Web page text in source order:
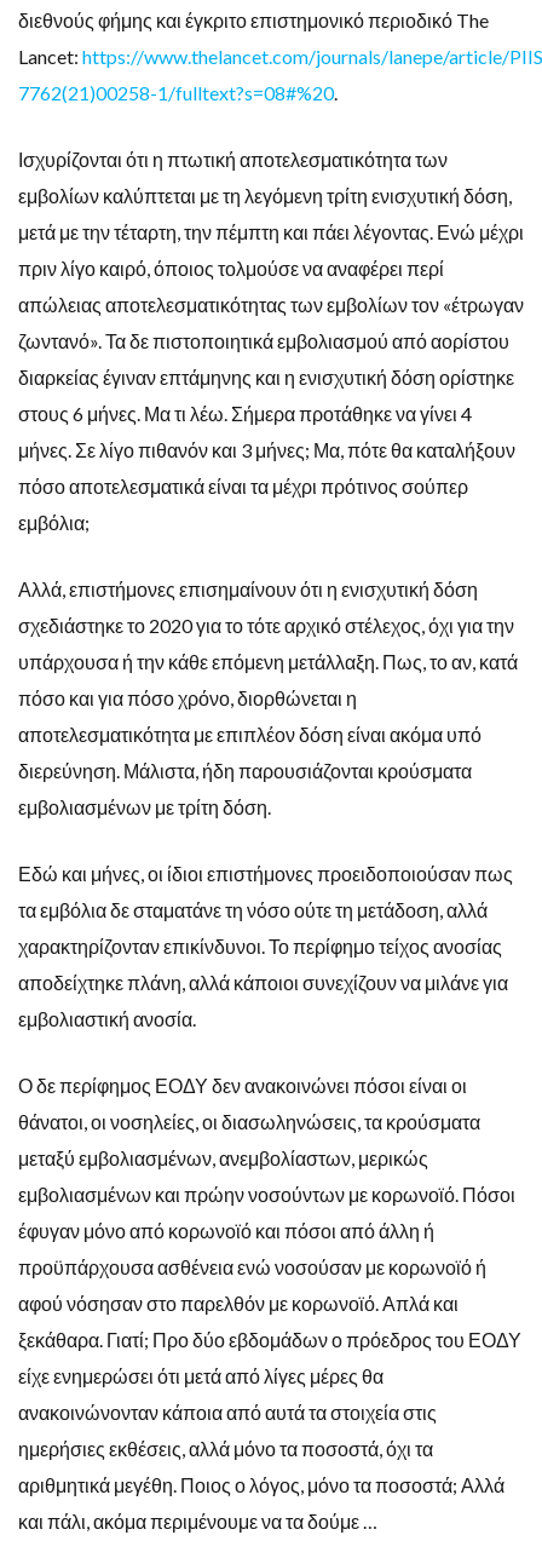
διεθνούς φήμης και έγκριτο επιστημονικό περιοδικό The
Lancet: https://www.thelancet.com/journals/lanepe/article/
7762(21)00258-1/fulltext?s=08#%20.
Ισχυρίζονται ότι η πτωτική αποτελεσματικότητα των
εμβολίων καλύπτεται με τη λεγόμενη τρίτη ενισχυτική δόση,
μετά με την τέταρτη, την πέμπτη και πάει λέγοντας. Ενώ μέχρι
πριν λίγο καιρό, όποιος τολμούσε να αναφέρει περί
απώλειας αποτελεσματικότητας των εμβολίων τον «έτρωγαν
ζωντανό». Τα δε πιστοποιητικά εμβολιασμού από αορίστου
διαρκείας έγιναν επτάμηνης και η ενισχυτική δόση ορίστηκε
στους 6 μήνες. Μα τι λέω. Σήμερα προτάθηκε να γίνει 4
μήνες. Σε λίγο πιθανόν και 3 μήνες; Μα, πότε θα καταλήξουν
πόσο αποτελεσματικά είναι τα μέχρι πρότινος σούπερ
εμβόλια;
Αλλά, επιστήμονες επισημαίνουν ότι η ενισχυτική δόση
σχεδιάστηκε το 2020 για το τότε αρχικό στέλεχος, όχι για την
υπάρχουσα ή την κάθε επόμενη μετάλλαξη. Πως, το αν, κατά
πόσο και για πόσο χρόνο, διορθώνεται η
αποτελεσματικότητα με επιπλέον δόση είναι ακόμα υπό
διερεύνηση. Μάλιστα, ήδη παρουσιάζονται κρούσματα
εμβολιασμένων με τρίτη δόση.
Εδώ και μήνες, οι ίδιοι επιστήμονες προειδοποιούσαν πως
τα εμβόλια δε σταματάνε τη νόσο ούτε τη μετάδοση, αλλά
χαρακτηρίζονταν επικίνδυνοι. Το περίφημο τείχος ανοσίας
αποδείχτηκε πλάνη, αλλά κάποιοι συνεχίζουν να μιλάνε για
εμβολιαστική ανοσία.
Ο δε περίφημος ΕΟΔΥ δεν ανακοινώνει πόσοι είναι οι
θάνατοι, οι νοσηλείες, οι διασωληνώσεις, τα κρούσματα
μεταξύ εμβολιασμένων, ανεμβολίαστων, μερικώς
εμβολιασμένων και πρώην νοσούντων με κορωνοϊό. Πόσοι
έφυγαν μόνο από κορωνοϊό και πόσοι από άλλη ή
προϋπάρχουσα ασθένεια ενώ νοσούσαν με κορωνοϊό ή
αφού νόσησαν στο παρελθόν με κορωνοϊό. Απλά και
ξεκάθαρα. Γιατί; Προ δύο εβδομάδων ο πρόεδρος του ΕΟΔΥ
είχε ενημερώσει ότι μετά από λίγες μέρες θα
ανακοινώνονταν κάποια από αυτά τα στοιχεία στις
ημερήσιες εκθέσεις, αλλά μόνο τα ποσοστά, όχι τα
αριθμητικά μεγέθη. Ποιος ο λόγος, μόνο τα ποσοστά; Αλλά
και πάλι, ακόμα περιμένουμε να τα δούμε …